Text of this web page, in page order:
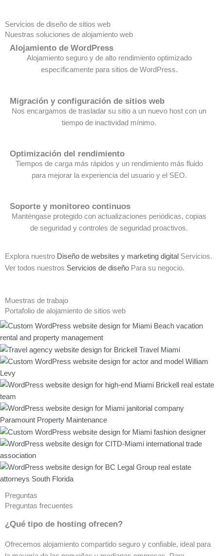
Servicios de diseño de sitios web
Nuestras soluciones de alojamiento web
Alojamiento de WordPress
Alojamiento seguro y de alto rendimiento optimizado
específicamente para sitios de WordPress.
Migración y configuración de sitios web
Nos encargamos de trasladar su sitio a un nuevo host con un
tiempo de inactividad mínimo.
Optimización del rendimiento
Tiempos de carga más rápidos y un rendimiento más fluido
para mejorar la experiencia del usuario y el SEO.
Soporte y monitoreo continuos
Manténgase protegido con actualizaciones periódicas, copias
de seguridad y controles de seguridad proactivos.
Explora nuestro Diseño de websites y marketing digital Servicios.
Ver todos nuestros Servicios de diseño Para su negocio.
Muestras de trabajo
Portafolio de alojamiento de sitios web
Preguntas
Preguntas frecuentes
¿Qué tipo de hosting ofrecen?
Ofrecemos alojamiento compartido seguro y confiable, ideal para